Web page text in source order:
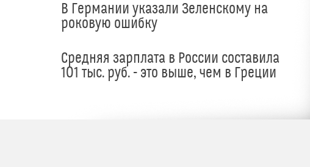
В Германии указали Зеленскому на
роковую ошибку
Средняя зарплата в России составила
101 тыс. руб. - это выше, чем в Греции